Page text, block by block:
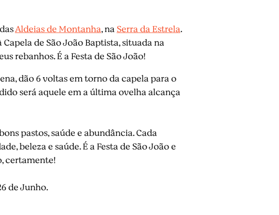
Aldeias de Montanha, naSerra da Estrela.
de São João Baptista, situada na
rebanhos. É a Festa de São João!
dão 6 voltas em torno da capela para o
será aquele em a última ovelha alcança
pastos, saúde e abundância. Cada
beleza e saúde. É a Festa de São João e
certamente!
de Junho.